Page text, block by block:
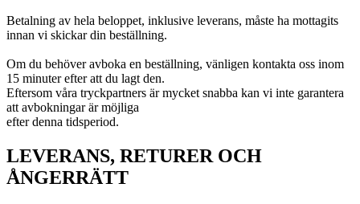
Betalning av hela beloppet, inklusive leverans, måste ha mottagits
innan vi skickar din beställning.
Om du behöver avboka en beställning, vänligen kontakta oss inom
15 minuter efter att du lagt den.
Eftersom våra tryckpartners är mycket snabba kan vi inte garantera
att avbokningar är möjliga
efter denna tidsperiod.
LEVERANS, RETURER OCH
ÅNGERRÄTT